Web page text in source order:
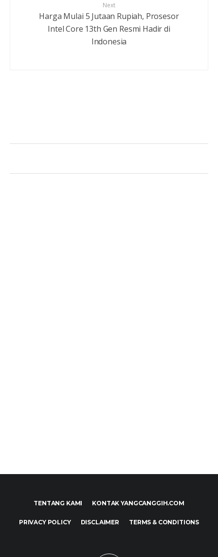
Next
Harga Mulai 5 Jutaan Rupiah, Prosesor
Intel Core 13th Gen Resmi Hadir di
Indonesia
TENTANG KAMI KONTAK YANGCANGGIH.COM
PRIVACY POLICY DISCLAIMER TERMS & CONDITIONS